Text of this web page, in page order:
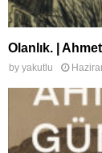
Olanlık. |
by yakutlu